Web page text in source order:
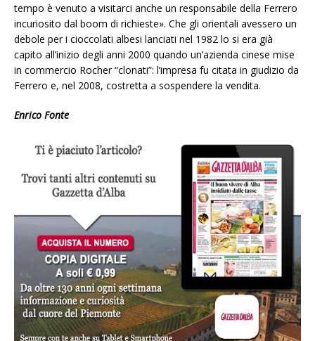
tempo è venuto a visitarci anche un responsabile della Ferrero
incuriosito dal boom di richieste». Che gli orientali avessero un
debole per i cioccolati albesi lanciati nel 1982 lo si era già
capito all’inizio degli anni 2000 quando un’azienda cinese mise
in commercio Rocher “clonati”: l’impresa fu citata in giudizio da
Ferrero e, nel 2008, costretta a sospendere la vendita.
Enrico Fonte